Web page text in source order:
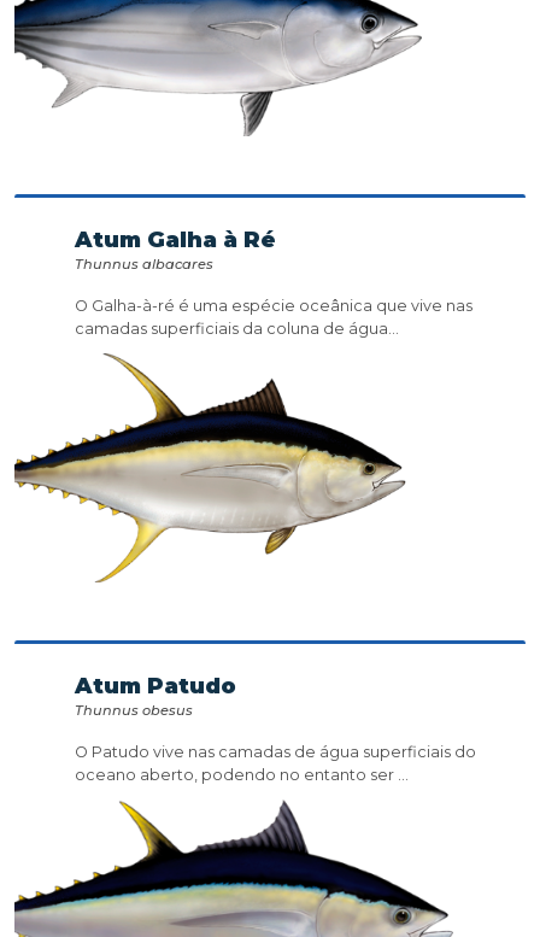
Atum Galha à Ré
Thunnus albacares
O Galha-à-ré é uma espécie oceânica que vive nas
camadas superficiais da coluna de água...
Atum Patudo
Thunnus obesus
O Patudo vive nas camadas de água superficiais do
oceano aberto, podendo no entanto ser ...